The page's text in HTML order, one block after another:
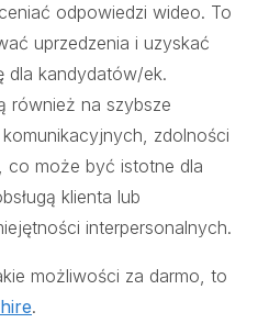
odpowiedzi wideo. To
uprzedzenia i uzyskać
dla kandydatów/ek.
również na szybsze
zdolności
co może być istotne dla
klienta lub
interpersonalnych.
możliwości za darmo, to
.